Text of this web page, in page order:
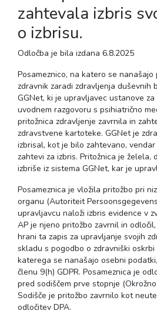
zahtevala izbris
o izbrisu.
Odločba je bila izdana 6.8.2025
Posameznico, na katero se
zdravnik zaradi zdravljenja duševnih
GGNet, ki je upravljavec ustanove za
uvodnem razgovoru s psihiatrično
pritožnica zdravljenje zavrnila in
zdravstvene kartoteke. GGNet je
izbrisal, kot je bilo zahtevano,
zahtevi za izbris. Pritožnica je želela,
izbriše iz sistema GGNet, kar je
Posameznica je vložila pritožbo pri
organu (Autoriteit
upravljavcu naloži izbris evidence v
AP je njeno pritožbo zavrnil in
hrani ta zapis za upravljanje svojih
skladu s pogodbo o zdravniški oskrbi
katerega se nanašajo osebni
členu 9(h) GDPR. Posameznica je
pred sodiščem prve stopnje
Sodišče je pritožbo zavrnilo kot
odločitev DPA.